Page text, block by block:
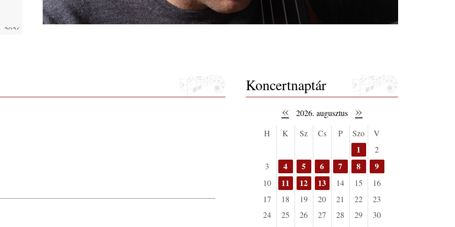
Koncertnaptár
« 2026. augusztus »
H K Sz Cs P Szo V
1
2
3
4 5 6 7 8 9
10 11 12 13 14 15
16
17
18 19 20 21 22
23
24
25 26 27 28 29
30